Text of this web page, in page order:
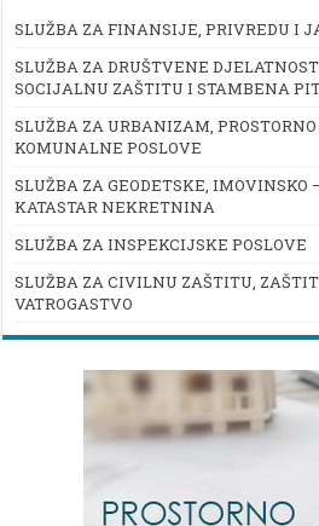
SLUŽBA ZA FINANSIJE, PRIVREDU I
SLUŽBA ZA DRUŠTVENE
SOCIJALNU ZAŠTITU I STAMBENA
SLUŽBA ZA URBANIZAM,
KOMUNALNE POSLOVE
SLUŽBA ZA GEODETSKE, IMOVINSKO
KATASTAR NEKRETNINA
SLUŽBA ZA INSPEKCIJSKE POSLOVE
SLUŽBA ZA CIVILNU ZAŠTITU,
VATROGASTVO